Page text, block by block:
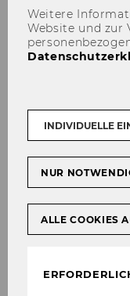
Core Disci­pli­ne:
18.05.2017
Em­ploy­ment
As­so­cia­te
Group of the
Weitere
Website und zur
INDIVIDUELLE
NUR
ALLE COOKIES